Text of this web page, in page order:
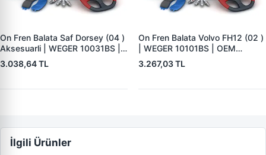
On Fren Balata Saf Dorsey (04 )
Aksesuarli | WEGER 10031BS |
OEM 3057008400
3.038,64 TL
On Fren Balata Volvo FH12 (02 )
| WEGER 10101BS | OEM
1078439
3.267,03 TL
İlgili Ürünler